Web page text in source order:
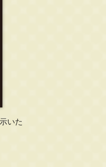
いた